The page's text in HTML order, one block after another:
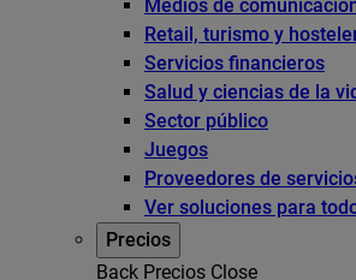
Medios de
Retail, turismo y
Servicios financieros
Salud y ciencias de la
Sector público
Juegos
Proveedores de
Ver soluciones para
Precios
Back Precios Close